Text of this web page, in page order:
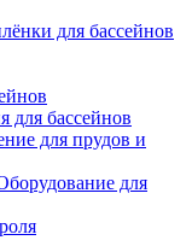
для бассейнов
для бассейнов
для прудов и
для